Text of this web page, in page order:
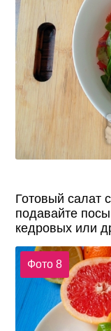
Готовый салат
подавайте
кедровых или
Фото 8